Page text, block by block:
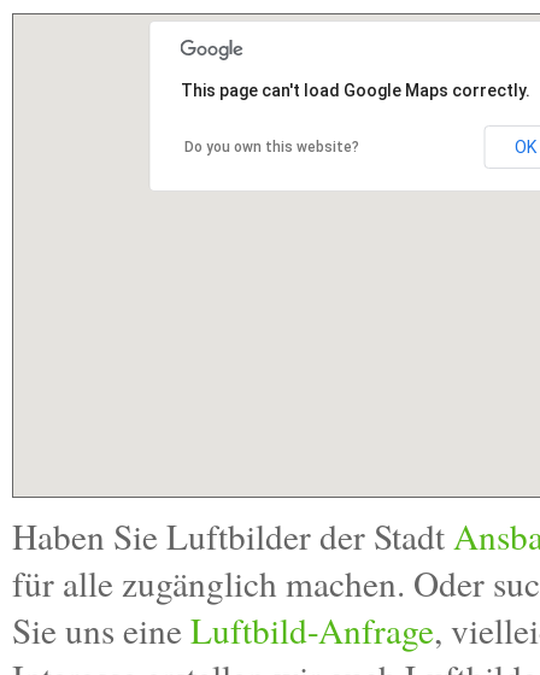
This page can't load Google Maps correctly.
Do you own this website? OK
Haben Sie Luftbilder der Stadt
für alle zugänglich machen. Oder
Sie uns eineLuftbild-Anfrage,